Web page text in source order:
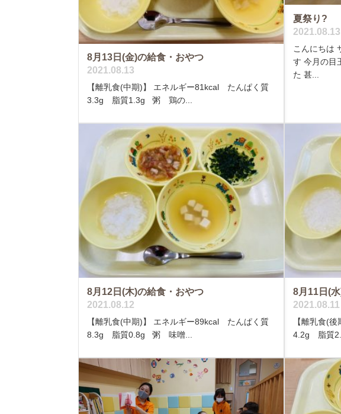
8月13日(金)の給食・おやつ
2021.08.13
【離乳食(中期)】 エネルギー81kcal たんぱく質
3.3g 脂質1.3g 粥 鶏の...
夏祭り?
2021.08.13
こんにちは
す 今月の目
た 甚...
8月12日(木)の給食・おやつ
2021.08.12
【離乳食(中期)】 エネルギー89kcal たんぱく質
8.3g 脂質0.8g 粥 味噌...
8月11日(
2021.08.11
【離乳食(
4.2g 脂